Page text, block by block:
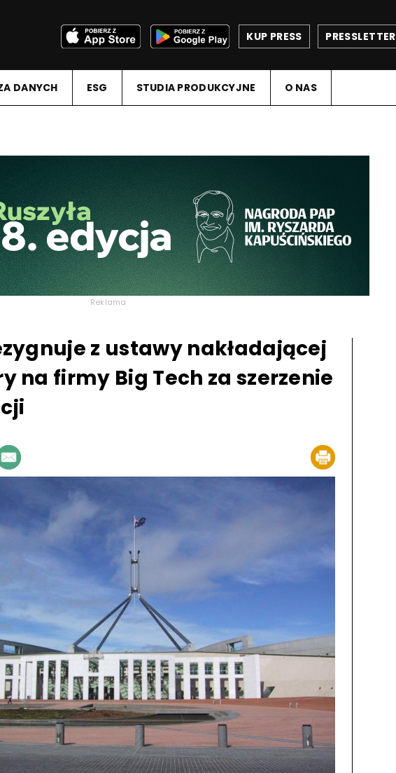
PRESSLETTER
KUP PRESS
DANYCH ESG STUDIA PRODUKCYJNE O NAS
Reklama
z ustawy nakładającej
na firmy Big Tech za szerzenie